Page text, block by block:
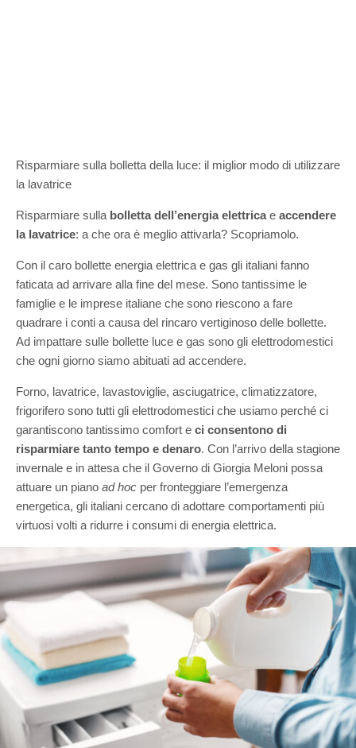
Risparmiare sulla bolletta della luce: il miglior modo di utilizzare
la lavatrice
Risparmiare sulla bolletta dell’energia elettricae accendere
la lavatrice: a che ora è meglio attivarla? Scopriamolo.
Con il caro bollette energia elettrica e gas gli italiani fanno
faticata ad arrivare alla fine del mese. Sono tantissime le
famiglie e le imprese italiane che sono riescono a fare
quadrare i conti a causa del rincaro vertiginoso delle bollette.
Ad impattare sulle bollette luce e gas sono gli elettrodomestici
che ogni giorno siamo abituati ad accendere.
Forno, lavatrice, lavastoviglie, asciugatrice, climatizzatore,
frigorifero sono tutti gli elettrodomestici che usiamo perché ci
garantiscono tantissimo comfort e ci consentono di
risparmiare tanto tempo e denaro. Con l’arrivo della stagione
invernale e in attesa che il Governo di Giorgia Meloni possa
attuare un piano ad hoc per fronteggiare l’emergenza
energetica, gli italiani cercano di adottare comportamenti più
virtuosi volti a ridurre i consumi di energia elettrica.